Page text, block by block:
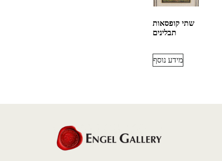
שתי קופסאות
תבלינים
מידע נוסף